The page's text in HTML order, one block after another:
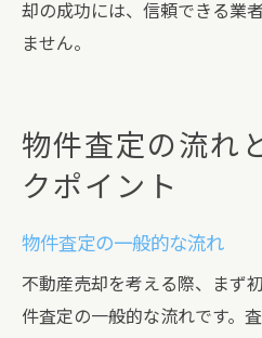
却の成功には、信頼できる業
ません。
物件査定の流れ
クポイント
物件査定の一般的な流れ
不動産売却を考える際、まず
件査定の一般的な流れです。